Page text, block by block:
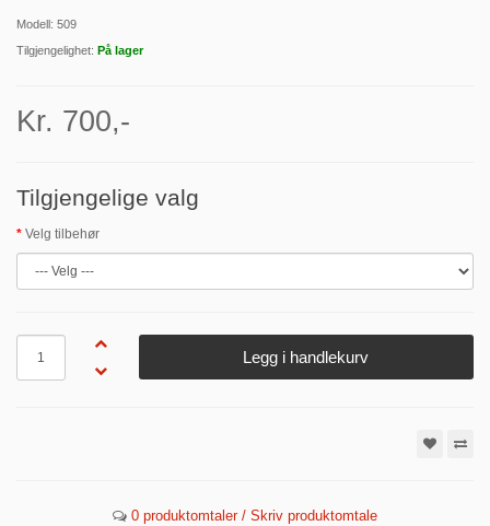
Modell: 509
Tilgjengelighet: På lager
Kr. 700,-
Tilgjengelige valg
Velg tilbehør
Legg i handlekurv
0 produktomtaler / Skriv produktomtale